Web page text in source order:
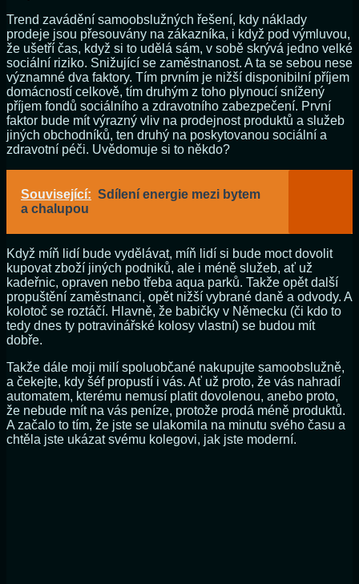
Trend zavádění samoobslužných řešení, kdy náklady
prodeje jsou přesouvány na zákazníka, i když pod výmluvou,
že ušetří čas, když si to udělá sám, v sobě skrývá jedno velké
sociální riziko. Snižující se zaměstnanost. A ta se sebou nese
významné dva faktory. Tím prvním je nižší disponibilní příjem
domácností celkově, tím druhým z toho plynoucí snížený
příjem fondů sociálního a zdravotního zabezpečení. První
faktor bude mít výrazný vliv na prodejnost produktů a služeb
jiných obchodníků, ten druhý na poskytovanou sociální a
zdravotní péči. Uvědomuje si to někdo?
Související: Sdílení energie mezi bytem
a chalupou
Když míň lidí bude vydělávat, míň lidí si bude moct dovolit
kupovat zboží jiných podniků, ale i méně služeb, ať už
kadeřnic, opraven nebo třeba aqua parků. Takže opět další
propuštění zaměstnanci, opět nižší vybrané daně a odvody. A
kolotoč se roztáčí. Hlavně, že babičky v Německu (či kdo to
tedy dnes ty potravinářské kolosy vlastní) se budou mít
dobře.
Takže dále moji milí spoluobčané nakupujte samoobslužně,
a čekejte, kdy šéf propustí i vás. Ať už proto, že vás nahradí
automatem, kterému nemusí platit dovolenou, anebo proto,
že nebude mít na vás peníze, protože prodá méně produktů.
A začalo to tím, že jste se ulakomila na minutu svého času a
chtěla jste ukázat svému kolegovi, jak jste moderní.